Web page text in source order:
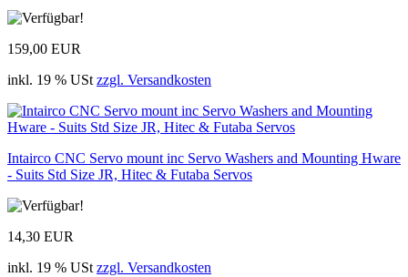
159,00 EUR
inkl. 19 % USt zzgl. Versandkosten
Intairco CNC Servo mount inc Servo Washers and Mounting Hware
- Suits Std Size JR, Hitec & Futaba Servos
14,30 EUR
inkl. 19 % USt zzgl. Versandkosten